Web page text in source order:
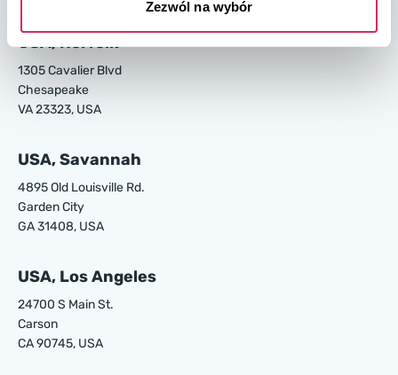
Zezwól na wybór
USA, Norfolk
1305 Cavalier Blvd
Chesapeake
VA 23323, USA
USA, Savannah
4895 Old Louisville Rd.
Garden City
GA 31408, USA
USA, Los Angeles
24700 S Main St.
Carson
CA 90745, USA